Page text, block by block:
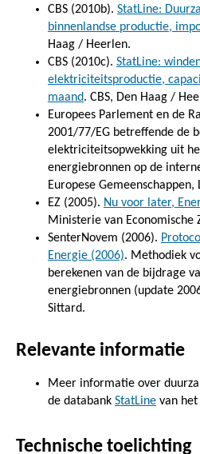
CBS (2010b). StatLine:
binnenlandse productie,
Haag / Heerlen.
CBS (2010c). StatLine:
elektriciteitsproductie,
maand. CBS, Den Haag /
Europees Parlement en de
2001/77/EG betreffende de
elektriciteitsopwekking uit
energiebronnen op de
Europese
EZ (2005). Nu voor later,
Ministerie van Economische
SenterNovem (2006).
Energie (2006). Methodiek
berekenen van de bijdrage
energiebronnen (update
Sittard.
Relevante informatie
Meer informatie over
de databank StatLine van het
Technische toelichting